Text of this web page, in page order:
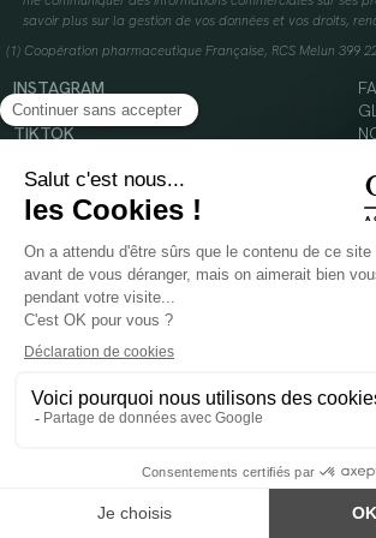
savoir plus sur la gestion de vos données et vos droits,
(1) Coopération pharmaceutique Française, RCS Melun 399
INSTAGRAM
FACEBOOK
TIKTOK
© 2024 Oenobiol Paris
Mentions légales
Conditions Générales d’Utilisation
Politique en matière de cookies
POUR VOTRE SANTÉ, MANGEZ AU MOINS CINQ FRUITS
ne pas être utilisés comme substituts d'un régimes
Réservé à l'adulte. Consulter attentivement l'étiquetage des